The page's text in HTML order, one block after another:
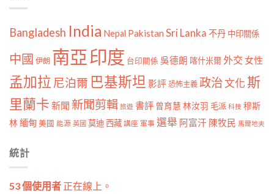
Bangladesh India Nepal Pakistan Sri Lanka 不丹 中印關係
中國 伊朗 南亞印度 台印關係 吳德朗 喀什米爾外交 女性
孟加拉 尼泊爾 巴基斯坦 影評 恐怖主義 政治文化斯
里蘭卡 新聞 新聞剪輯 旅遊 書評 曾育慧 林汝羽 毛派 科技 穆斯
林 緬甸 美國 能源 英國 莫迪 西藏 講座 軍事 選舉 阿富汗 陳牧民 馬爾地夫
統計
53 個使用者 正在線上。